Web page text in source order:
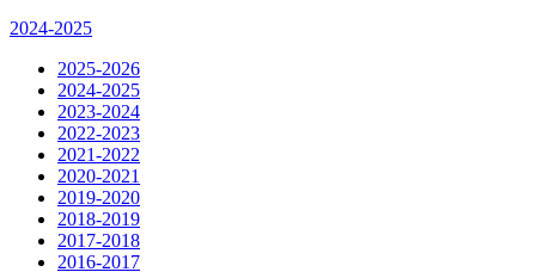
2024-2025
2025-2026
2024-2025
2023-2024
2022-2023
2021-2022
2020-2021
2019-2020
2018-2019
2017-2018
2016-2017